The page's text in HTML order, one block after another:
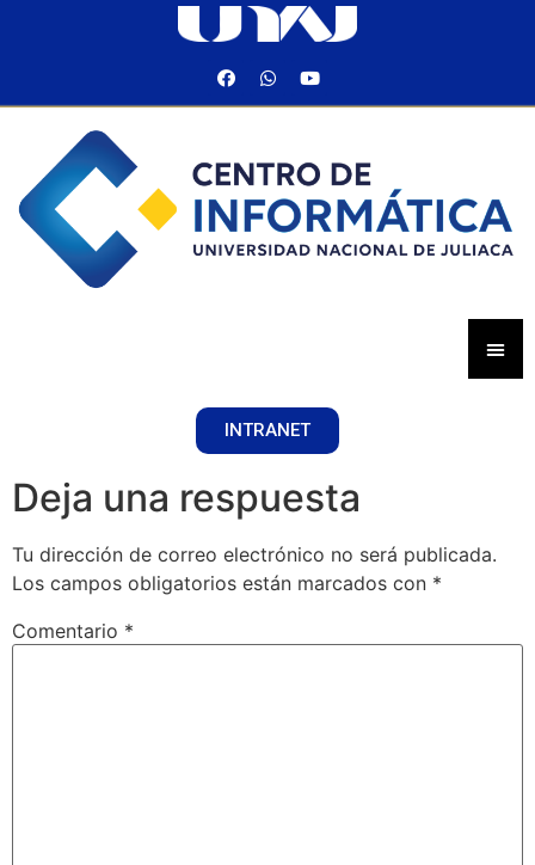
INTRANET
Deja una respuesta
Tu dirección de correo electrónico no será publicada.
Los campos obligatorios están marcados con *
Comentario *